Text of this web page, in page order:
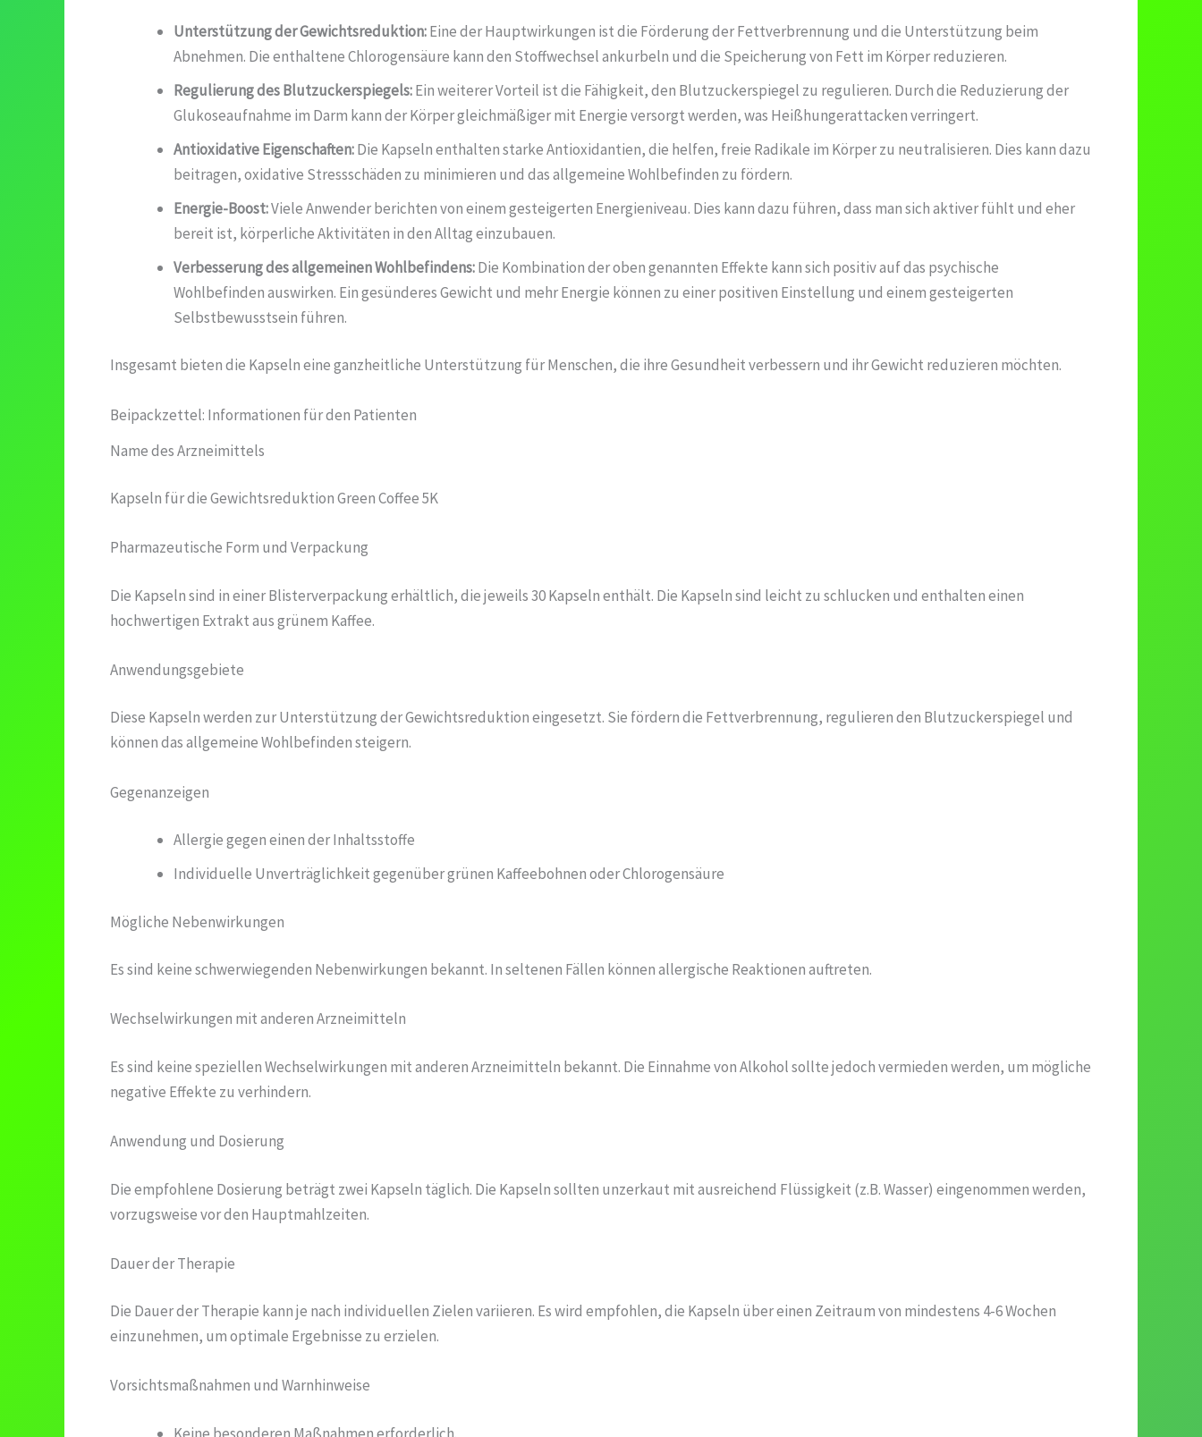
Unterstützung der Gewichtsreduktion:Eine der Hauptwirkungen ist die Förderung der Fettverbrennung und die Unterstützung beim
Abnehmen. Die enthaltene Chlorogensäure kann den Stoffwechsel ankurbeln und die Speicherung von Fett im Körper reduzieren.
Regulierung des Blutzuckerspiegels:Ein weiterer Vorteil ist die Fähigkeit, den Blutzuckerspiegel zu regulieren. Durch die Reduzierung der
Glukoseaufnahme im Darm kann der Körper gleichmäßiger mit Energie versorgt werden, was Heißhungerattacken verringert.
Antioxidative Eigenschaften:Die Kapseln enthalten starke Antioxidantien, die helfen, freie Radikale im Körper zu neutralisieren. Dies kann dazu
beitragen, oxidative Stressschäden zu minimieren und das allgemeine Wohlbefinden zu fördern.
Energie-Boost:Viele Anwender berichten von einem gesteigerten Energieniveau. Dies kann dazu führen, dass man sich aktiver fühlt und eher
bereit ist, körperliche Aktivitäten in den Alltag einzubauen.
Verbesserung des allgemeinen Wohlbefindens:Die Kombination der oben genannten Effekte kann sich positiv auf das psychische
Wohlbefinden auswirken. Ein gesünderes Gewicht und mehr Energie können zu einer positiven Einstellung und einem gesteigerten
Selbstbewusstsein führen.
Insgesamt bieten die Kapseln eine ganzheitliche Unterstützung für Menschen, die ihre Gesundheit verbessern und ihr Gewicht reduzieren möchten.
Beipackzettel: Informationen für den Patienten
Name des Arzneimittels
Kapseln für die Gewichtsreduktion Green Coffee 5K
Pharmazeutische Form und Verpackung
Die Kapseln sind in einer Blisterverpackung erhältlich, die jeweils 30 Kapseln enthält. Die Kapseln sind leicht zu schlucken und enthalten einen
hochwertigen Extrakt aus grünem Kaffee.
Anwendungsgebiete
Diese Kapseln werden zur Unterstützung der Gewichtsreduktion eingesetzt. Sie fördern die Fettverbrennung, regulieren den Blutzuckerspiegel und
können das allgemeine Wohlbefinden steigern.
Gegenanzeigen
Allergie gegen einen der Inhaltsstoffe
Individuelle Unverträglichkeit gegenüber grünen Kaffeebohnen oder Chlorogensäure
Mögliche Nebenwirkungen
Es sind keine schwerwiegenden Nebenwirkungen bekannt. In seltenen Fällen können allergische Reaktionen auftreten.
Wechselwirkungen mit anderen Arzneimitteln
Es sind keine speziellen Wechselwirkungen mit anderen Arzneimitteln bekannt. Die Einnahme von Alkohol sollte jedoch vermieden werden, um mögliche
negative Effekte zu verhindern.
Anwendung und Dosierung
Die empfohlene Dosierung beträgt zwei Kapseln täglich. Die Kapseln sollten unzerkaut mit ausreichend Flüssigkeit (z.B. Wasser) eingenommen werden,
vorzugsweise vor den Hauptmahlzeiten.
Dauer der Therapie
Die Dauer der Therapie kann je nach individuellen Zielen variieren. Es wird empfohlen, die Kapseln über einen Zeitraum von mindestens 4-6 Wochen
einzunehmen, um optimale Ergebnisse zu erzielen.
Vorsichtsmaßnahmen und Warnhinweise